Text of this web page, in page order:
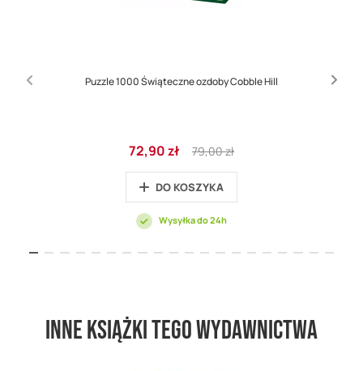
Puzzle 1000 Świąteczne ozdoby Cobble Hill
Cena
promocyjna
72,90 zł
Regular
Price
79,00 zł
DO KOSZYKA
Wysyłka do 24h
Inne książki tego wydawnictwa